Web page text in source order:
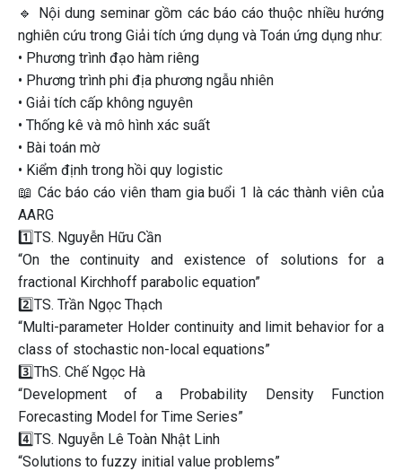
🔹 Nội dung seminar gồm các báo cáo thuộc nhiều hướng
nghiên cứu trong Giải tích ứng dụng và Toán ứng dụng như:
• Phương trình đạo hàm riêng
• Phương trình phi địa phương ngẫu nhiên
• Giải tích cấp không nguyên
• Thống kê và mô hình xác suất
• Bài toán mờ
• Kiểm định trong hồi quy logistic
📖 Các báo cáo viên tham gia buổi 1 là các thành viên của
AARG
1️⃣TS. Nguyễn Hữu Cần
“On the continuity and existence of solutions for a
fractional Kirchhoff parabolic equation”
2️⃣TS. Trần Ngọc Thạch
“Multi-parameter Holder continuity and limit behavior for a
class of stochastic non-local equations”
3️⃣ThS. Chế Ngọc Hà
“Development of a Probability Density Function
Forecasting Model for Time Series”
4️⃣TS. Nguyễn Lê Toàn Nhật Linh
“Solutions to fuzzy initial value problems”